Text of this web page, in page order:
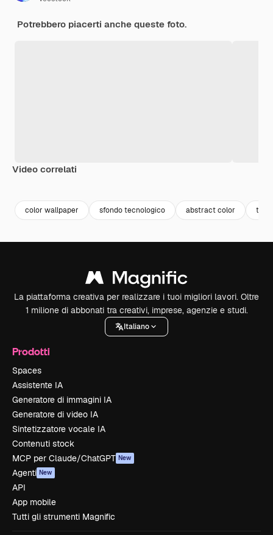
Potrebbero piacerti anche queste foto.
Video correlati
color wallpaper sfondo tecnologico abstract color
La piattaforma creativa per realizzare i tuoi migliori lavori. Oltre
1 milione di abbonati tra creativi, imprese, agenzie e studi.
Italiano
Prodotti
Spaces
Assistente IA
Generatore di immagini IA
Generatore di video IA
Sintetizzatore vocale IA
Contenuti stock
MCP per Claude/ChatGPT New
Agenti New
API
App mobile
Tutti gli strumenti Magnific